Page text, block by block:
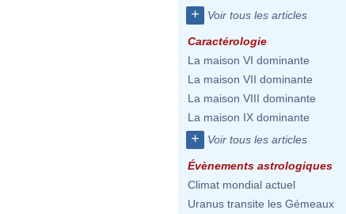
+ Voir tous les articles
Caractérologie
La maison VI dominante
La maison VII dominante
La maison VIII dominante
La maison IX dominante
+ Voir tous les articles
Évènements astrologiques
Climat mondial actuel
Uranus transite les Gémeaux